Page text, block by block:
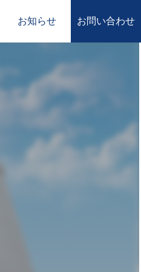
お知らせ お問い合わせ